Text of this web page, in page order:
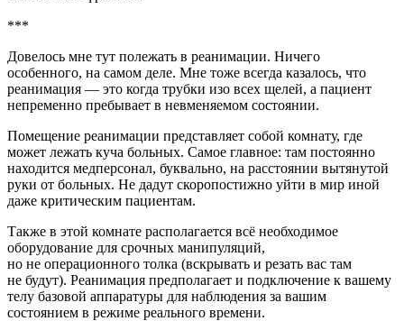
***
Довелось мне тут полежать в реанимации. Ничего
особенного, на самом деле. Мне тоже всегда казалось, что
реанимация — это когда трубки изо всех щелей, а пациент
непременно пребывает в невменяемом состоянии.
Помещение реанимации представляет собой комнату, где
может лежать куча больных. Самое главное: там постоянно
находится медперсонал, буквально, на расстоянии вытянутой
руки от больных. Не дадут скоропостижно уйти в мир иной
даже критическим пациентам.
Также в этой комнате располагается всё необходимое
оборудование для срочных манипуляций,
но не операционного толка (вскрывать и резать вас там
не будут). Реанимация предполагает и подключение к вашему
телу базовой аппаратуры для наблюдения за вашим
состоянием в режиме реального времени.